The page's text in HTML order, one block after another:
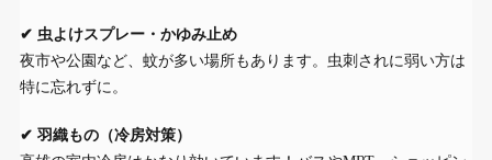
✔ 虫よけスプレー・かゆみ止め
夜市や公園など、蚊が多い場所もあります。虫刺されに弱い方は
特に忘れずに。
✔ 羽織もの（冷房対策）